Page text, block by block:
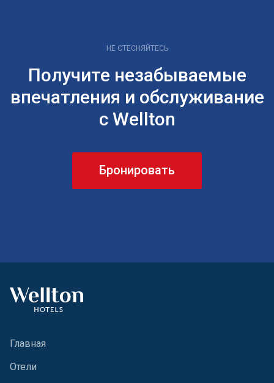
НЕ СТЕСНЯЙТЕСЬ
Получите незабываемые
впечатления и обслуживание
с Wellton
Бронировать
Главная
Oтели